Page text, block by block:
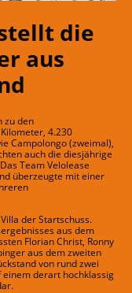
die
aus
zu den
4.230
Campolongo (zweimal),
auch die diesjährige
Team Velolease
überzeugte mit einer
der Startschuss.
aus dem
Florian Christ, Ronny
aus dem zweiten
von rund zwei
derart hochklassig